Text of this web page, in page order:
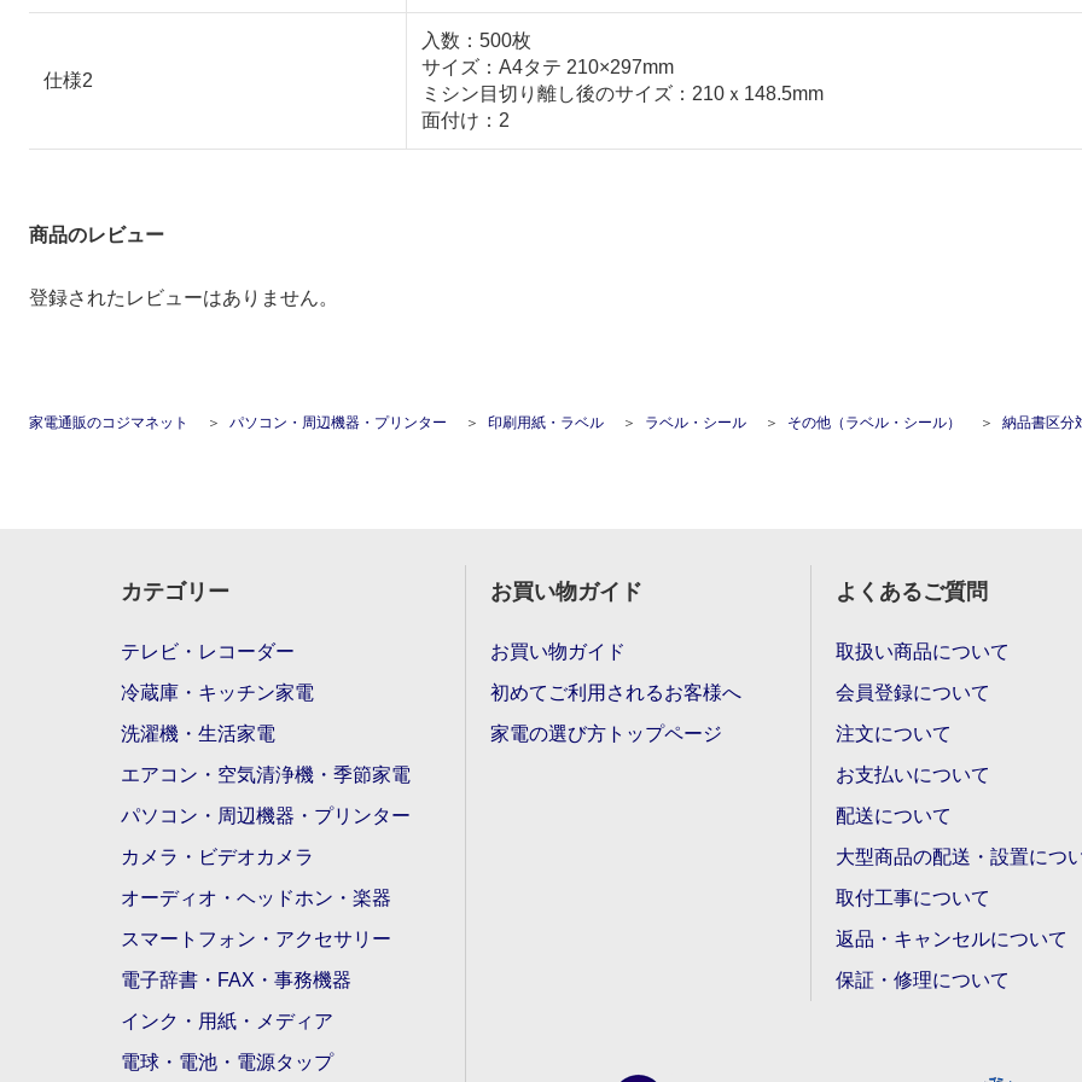
仕様2
入数：500枚
サイズ：A4タテ 210×297mm
ミシン目切り離し後のサイズ：210ｘ148.5mm
面付け：2
商品のレビュー
登録されたレビューはありません。
家電通販のコジマネット パソコン・周辺機器・プリンター 印刷用紙・ラベル ラベル・シール その他（ラベル・シール） 納品書区分
カテゴリー
テレビ・レコーダー
冷蔵庫・キッチン家電
洗濯機・生活家電
エアコン・空気清浄機・季節家電
パソコン・周辺機器・プリンター
カメラ・ビデオカメラ
オーディオ・ヘッドホン・楽器
スマートフォン・アクセサリー
電子辞書・FAX・事務機器
インク・用紙・メディア
電球・電池・電源タップ
お買い物ガイド
お買い物ガイド
初めてご利用されるお客様へ
家電の選び方トップページ
よくあるご質問
取扱い商品について
会員登録について
注文について
お支払いについて
配送について
大型商品の配送・設置につ
取付工事について
返品・キャンセルについて
保証・修理について